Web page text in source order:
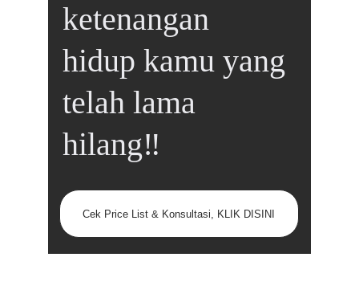
ketenangan
hidup kamu yang
telah lama
hilang‼️
Cek Price List & Konsultasi, KLIK DISINI